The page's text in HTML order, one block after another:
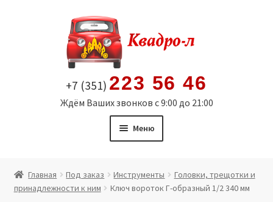
содержимому
+7 (351) 223 56 46
Ждём Ваших звонков с 9:00 до 21:00
Меню
Витрина
Главная Под заказ Инструменты
Головки, трещотки и
принадлежности к ним
Ключ вороток Г-образный 1/2 340 мм